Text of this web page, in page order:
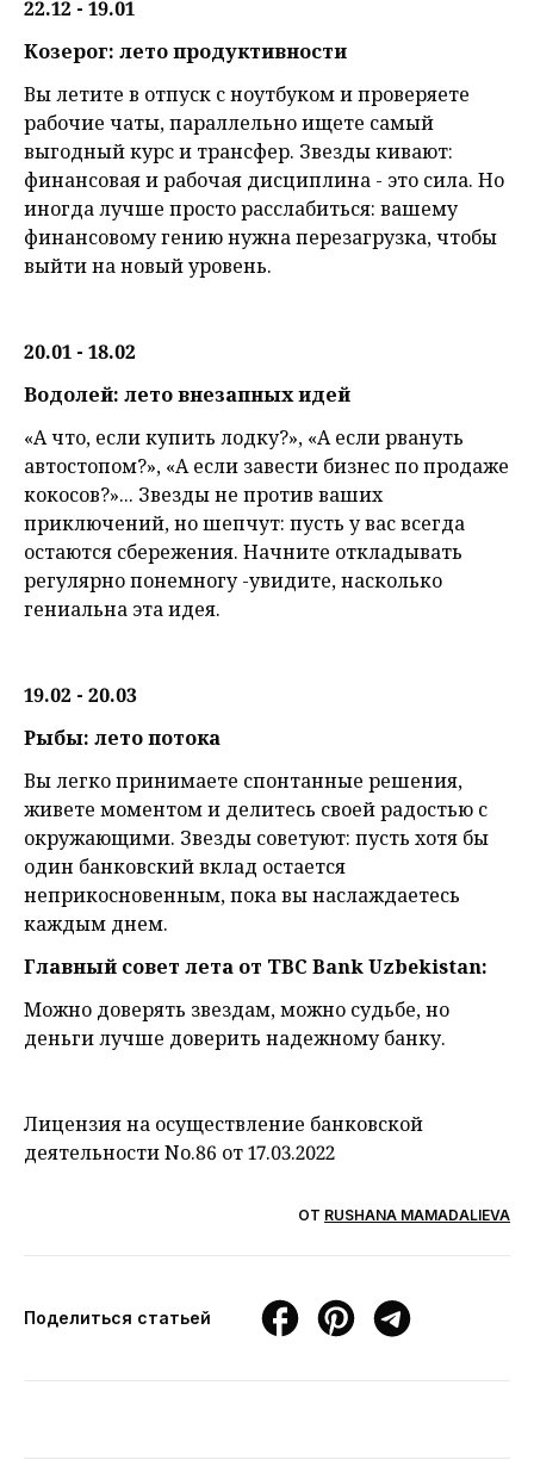
22.12 - 19.01
Козерог: лето продуктивности
Вы летите в отпуск с ноутбуком и проверяете
рабочие чаты, параллельно ищете самый
выгодный курс и трансфер. Звезды кивают:
финансовая и рабочая дисциплина - это сила. Но
иногда лучше просто расслабиться: вашему
финансовому гению нужна перезагрузка, чтобы
выйти на новый уровень.
20.01 - 18.02
Водолей: лето внезапных идей
«А что, если купить лодку?», «А если рвануть
автостопом?», «А если завести бизнес по продаже
кокосов?»... Звезды не против ваших
приключений, но шепчут: пусть у вас всегда
остаются сбережения. Начните откладывать
регулярно понемногу -увидите, насколько
гениальна эта идея.
19.02 - 20.03
Рыбы: лето потока
Вы легко принимаете спонтанные решения,
живете моментом и делитесь своей радостью с
окружающими. Звезды советуют: пусть хотя бы
один банковский вклад остается
неприкосновенным, пока вы наслаждаетесь
каждым днем.
Главный совет лета от TBC Bank Uzbekistan:
Можно доверять звездам, можно судьбе, но
деньги лучше доверить надежному банку.
Лицензия на осуществление банковской
деятельности No.86 от 17.03.2022
ОТ RUSHANA MAMADALIEVA
Поделиться статьей